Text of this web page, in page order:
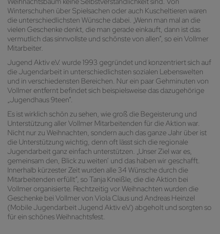
Winterschuhen über Spielsachen oder auch Kuscheltieren waren
die unterschiedlichsten Wünsche dabei. „Wenn man mal an die
vielen Geschenke denkt, die man gerade einkauft, dann ist das
vermutlich das sinnvollste und schönste von allen“, so ein Vollmer
Mitarbeiter.
Jugend Aktiv e.V. wurde 1993 gegründet und konzentriert sich auf
die Jugendarbeit in unterschiedlichsten sozialen Lebenswelten
und in verschiedensten Bereichen. Nur ein paar Gehminuten von
Vollmer entfernt befindet sich beispielsweise das dazugehörige
„Jugendhaus 9teen“.
Es ist wirklich schön zu sehen, wie groß die Begeisterung und
Unterstützung aller Vollmer Mitarbeitenden für die Aktion war.
Nicht nur zu Weihnachten, sondern auch das ganze Jahr über ist
die Unterstützung wichtig, denn oft lässt sich die regionale
Jugendarbeit ganz einfach unterstützen. „Unser Ziel war es,
gemeinsam den, Blick zu weiten‘ und das haben wir geschafft.
Innerhalb kürzester Zeit wurden alle 34 Wünsche durch die
Mitarbeitenden erfüllt“, so Tanja Kneißle, die die Aktion bei
Vollmer organisierte. Rechtzeitig vor Weihnachten wurden die
Geschenke bei Vollmer von Viola Claus und Andreas Heinzel
(Mobile Jugendarbeit Jugend Aktiv e.V.) abgeholt und sorgten so
für ein schönes Weihnachtsfest.